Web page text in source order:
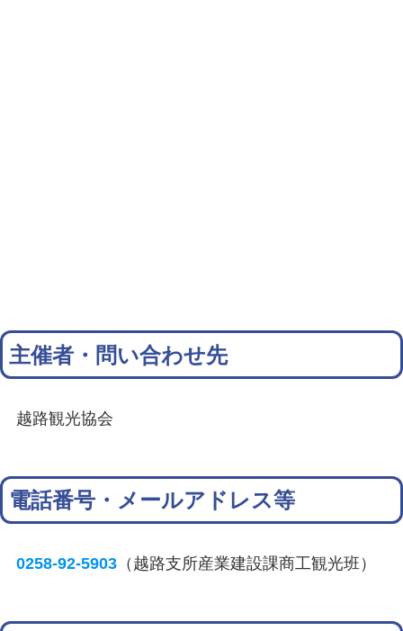
主催者・問い合わせ先
越路観光協会
電話番号・メールアドレス等
0258-92-5903 （越路支所産業建設課商工観光班）